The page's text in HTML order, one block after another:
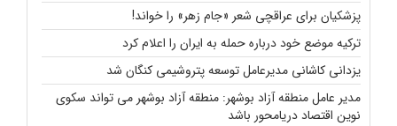
پزشکیان برای عراقچی شعر «جام زهر» را خواند!
ترکیه موضع خود درباره حمله به ایران را اعلام کرد
یزدانی کاشانی مدیرعامل توسعه پتروشیمی کنگان شد
مدیر عامل منطقه آزاد بوشهر: منطقه آزاد بوشهر می تواند سکوی
نوین اقتصاد دریامحور باشد